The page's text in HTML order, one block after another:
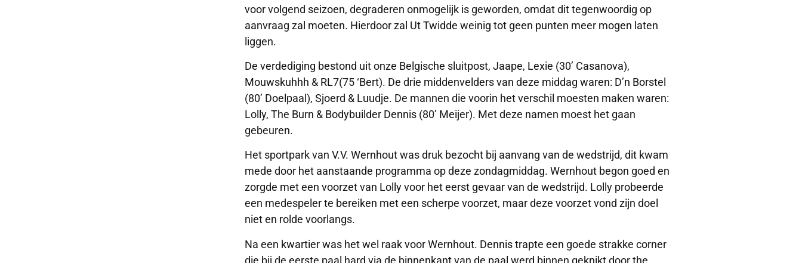
voor volgend seizoen, degraderen onmogelijk is geworden, omdat dit tegenwoordig op
aanvraag zal moeten. Hierdoor zal Ut Twidde weinig tot geen punten meer mogen laten
liggen.
De verdediging bestond uit onze Belgische sluitpost, Jaape, Lexie (30’ Casanova),
Mouwskuhhh & RL7(75 ‘Bert). De drie middenvelders van deze middag waren: D’n Borstel
(80’ Doelpaal), Sjoerd & Luudje. De mannen die voorin het verschil moesten maken waren:
Lolly, The Burn & Bodybuilder Dennis (80’ Meijer). Met deze namen moest het gaan
gebeuren.
Het sportpark van V.V. Wernhout was druk bezocht bij aanvang van de wedstrijd, dit kwam
mede door het aanstaande programma op deze zondagmiddag. Wernhout begon goed en
zorgde met een voorzet van Lolly voor het eerst gevaar van de wedstrijd. Lolly probeerde
een medespeler te bereiken met een scherpe voorzet, maar deze voorzet vond zijn doel
niet en rolde voorlangs.
Na een kwartier was het wel raak voor Wernhout. Dennis trapte een goede strakke corner
die bij de eerste paal hard via de binnenkant van de paal werd binnen geknikt door the